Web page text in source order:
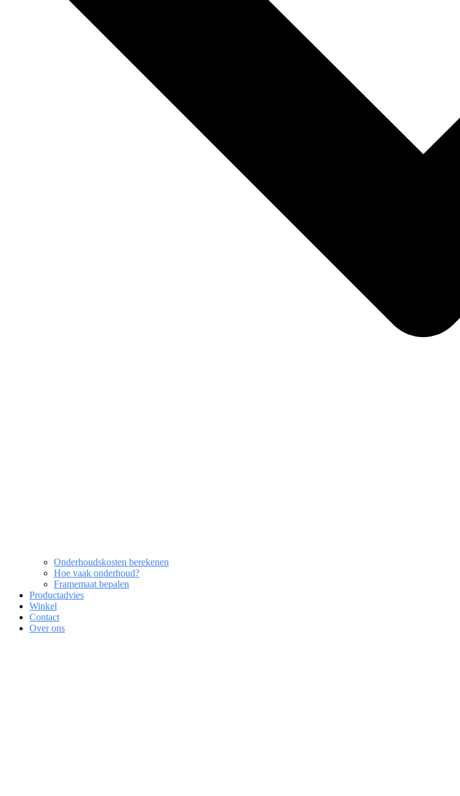
Onderhoudskosten berekenen
Hoe vaak onderhoud?
Framemaat bepalen
Productadvies
Winkel
Contact
Over ons